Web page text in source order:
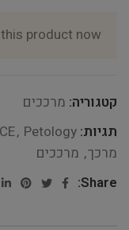
product now!
קטגוריה: מרככים
תגיות:
, Petology
מרכך, מרככים
Share: